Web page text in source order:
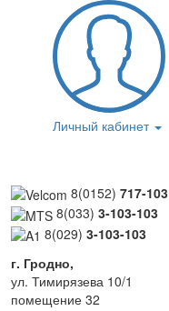
Личный кабинет
8(0152) 717-103
8(033) 3-103-103
8(029) 3-103-103
г. Гродно,
ул. Тимирязева 10/1
помещение 32